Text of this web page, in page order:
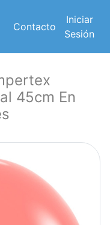
Contacto
Iniciar
Sesión
45cm En